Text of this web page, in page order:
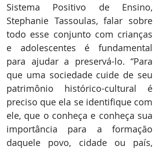
Sistema Positivo de Ensino,
Stephanie Tassoulas, falar sobre
todo esse conjunto com crianças
e adolescentes é fundamental
para ajudar a preservá-lo. “Para
que uma sociedade cuide de seu
patrimônio histórico-cultural é
preciso que ela se identifique com
ele, que o conheça e conheça sua
importância para a formação
daquele povo, cidade ou país,